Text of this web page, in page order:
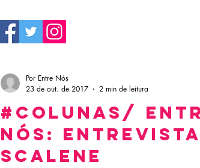
#COLUNAS/
NÓS:
Scalene
Por Entre Nós
23 de out. de 2017
2 min de leitura